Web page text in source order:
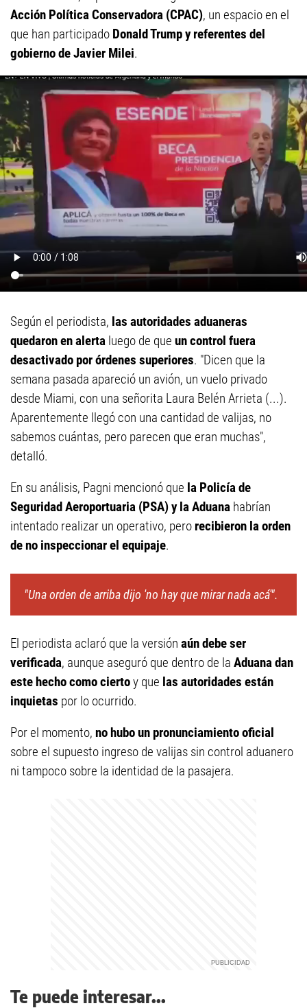
Acción Política Conservadora (CPAC), un espacio en el
que han participado Donald Trump y referentes del
gobierno de Javier Milei.
Según el periodista, las autoridades aduaneras
quedaron en alerta luego de que un control fuera
desactivado por órdenes superiores. "Dicen que la
semana pasada apareció un avión, un vuelo privado
desde Miami, con una señorita Laura Belén Arrieta (...).
Aparentemente llegó con una cantidad de valijas, no
sabemos cuántas, pero parecen que eran muchas",
detalló.
En su análisis, Pagni mencionó que la Policía de
Seguridad Aeroportuaria (PSA) y la Aduana habrían
intentado realizar un operativo, pero recibieron la orden
de no inspeccionar el equipaje.
"Una orden de arriba dijo 'no hay que mirar nada acá'".
El periodista aclaró que la versión aún debe ser
verificada, aunque aseguró que dentro de la Aduana dan
este hecho como ciertoy que las autoridades están
inquietas por lo ocurrido.
Por el momento, no hubo un pronunciamiento oficial
sobre el supuesto ingreso de valijas sin control aduanero
ni tampoco sobre la identidad de la pasajera.
Te puede interesar...